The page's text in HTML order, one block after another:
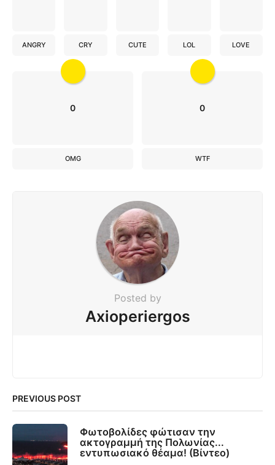
ANGRY CRY CUTE LOL LOVE
0
OMG
0
WTF
Posted by
Axioperiergos
PREVIOUS POST
Φωτοβολίδες φώτισαν την
ακτογραμμή της Πολωνίας...
εντυπωσιακό θέαμα! (Βίντεο)